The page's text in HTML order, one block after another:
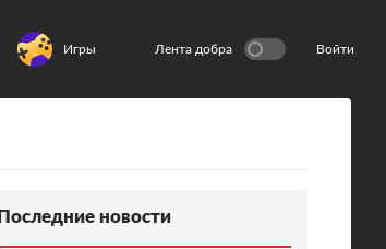
Игры Лента добра Войти
Последние новости